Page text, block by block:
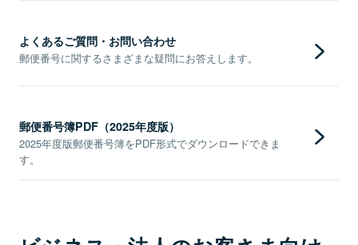
よくあるご質問・お問い合わせ
郵便番号に関するさまざまな疑問にお答えします。
郵便番号簿PDF（2025年度版）
2025年度版郵便番号簿をPDF形式でダウンロードできま
す。